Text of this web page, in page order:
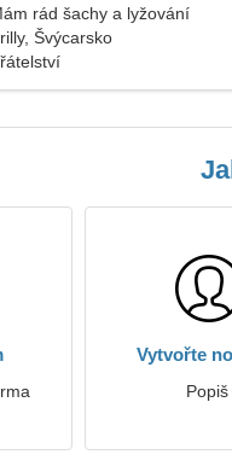
rád šachy a lyžování
Švýcarsko
Vytvořte